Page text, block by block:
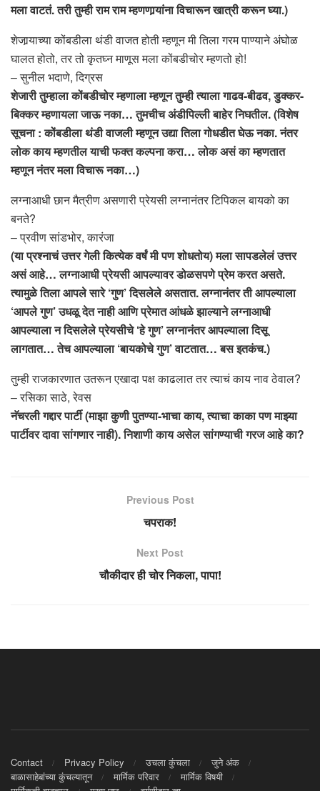
मला वाटतं. तरी तुम्ही राम राम म्हणणार्‍यांना विचारून खात्री करून घ्या.)
शेजार्‍याच्या कोंबडीला थंडी वाजत होती म्हणून मी तिला गरम पाण्याने अंघोळ
घालत होतो, तर तो कृतघ्न माणूस मला कोंबडीचोर म्हणतो हो!
– सुनील भदाणे, दिग्रस
शेजारी तुम्हाला कोंबडीचोर म्हणाला म्हणून तुम्ही त्याला गाढव-बीढव, डुक्कर-
बिक्कर म्हणायला जाऊ नका… तुमचीच अंडीपिल्ली बाहेर निघतील. (विशेष
सूचना : कोंबडीला थंडी वाजली म्हणून उद्या तिला गोधडीत घेऊ नका. नंतर
लोक काय म्हणतील याची फक्त कल्पना करा… लोक असं का म्हणतात
म्हणून नंतर मला विचारू नका…)
लग्नाआधी छान मैत्रीण असणारी प्रेयसी लग्नानंतर टिपिकल बायको का
बनते?
– प्रवीण सांडभोर, कारंजा
(या प्रश्नाचं उत्तर गेली कित्येक वर्षं मी पण शोधतोय) मला सापडलेलं उत्तर
असं आहे… लग्नाआधी प्रेयसी आपल्यावर डोळसपणे प्रेम करत असते.
त्यामुळे तिला आपले सारे ‘गुण’ दिसलेले असतात. लग्नानंतर ती आपल्याला
‘आपले गुण’ उधळू देत नाही आणि प्रेमात आंधळे झाल्याने लग्नाआधी
आपल्याला न दिसलेले प्रेयसीचे ‘हे गुण’ लग्नानंतर आपल्याला दिसू
लागतात… तेच आपल्याला ‘बायकोचे गुण’ वाटतात… बस इतकंच.)
तुम्ही राजकारणात उतरून एखादा पक्ष काढलात तर त्याचं काय नाव ठेवाल?
– रसिका साठे, रेवस
नॅचरली गद्दार पार्टी (माझा कुणी पुतण्या-भाचा काय, त्याचा काका पण माझ्या
पार्टीवर दावा सांगणार नाही). निशाणी काय असेल सांगण्याची गरज आहे का?
Previous Post
चपराक!
Next Post
चौकीदार ही चोर निकला, पापा!
Contact Privacy Policy उचला कुंचला
जुने अंक
बाळासाहेबांच्या कुंचल्यातून
मार्मिक परिवार
मार्मिक विषयी